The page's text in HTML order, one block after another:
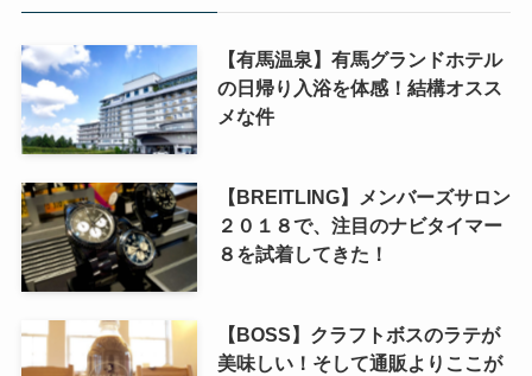
【有馬温泉】有馬グランドホテル
の日帰り入浴を体感！結構オスス
メな件
【BREITLING】メンバーズサロン
２０１８で、注目のナビタイマー
８を試着してきた！
【BOSS】クラフトボスのラテが
美味しい！そして通販よりここが